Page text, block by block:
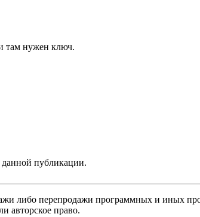
там нужен ключ.
данной публикации.
либо перепродажи программных и иных
авторское право.